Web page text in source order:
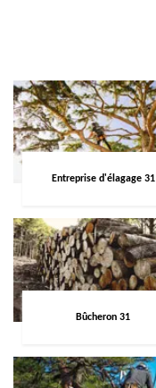
Entreprise d'élagage 31
Bûcheron 31